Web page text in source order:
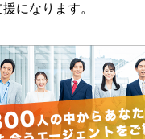
になります。